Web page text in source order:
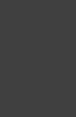
Center
Massage,